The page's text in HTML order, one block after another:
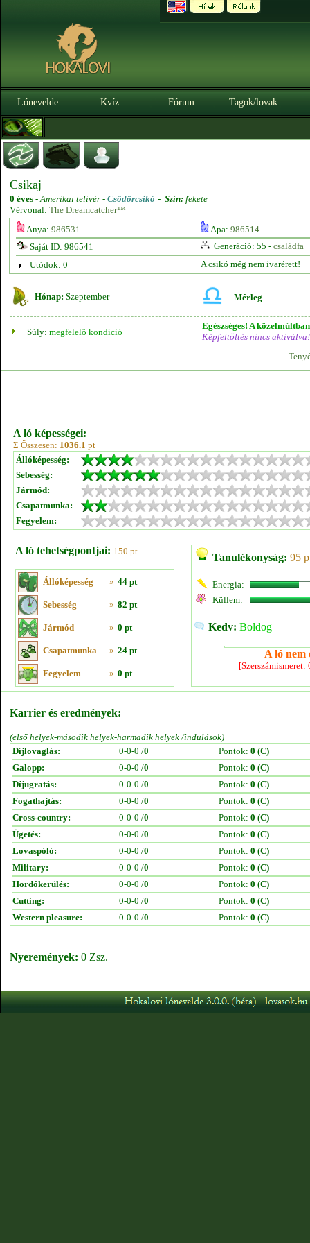
Lónevelde Kvíz Fórum Tagok/lovak
Csikaj
0 éves -Amerikai telivér - Csődörcsikó - Szín: fekete
Vérvonal: The Dreamcatcher™
Anya: 986531 Apa: 986514
Saját ID: 986541
Generáció: 55 - családfa
Utódok: 0
A csikó még nem ivarérett!
Hónap: Szeptember Mérleg
Súly: megfelelő kondíció
Egészséges! A
Képfeltöltés nincs aktiválva!
A ló képességei:
Σ Összesen: 1036.1 pt
Állóképesség:
Sebesség:
Jármód:
Csapatmunka:
Fegyelem:
A ló tehetségpontjai: 150 pt
Állóképesség » 44 pt
Sebesség » 82 pt
Jármód » 0 pt
Csapatmunka » 24 pt
Fegyelem » 0 pt
Tanulékonyság: 95
Energia:
Küllem:
Kedv: Boldog
A ló nem
Karrier és eredmények:
(első helyek-második helyek-harmadik helyek /indulások)
Díjlovaglás:
0-0-0 /0 Pontok: 0 (C)
Galopp:
0-0-0 /0 Pontok: 0 (C)
Díjugratás:
0-0-0 /0 Pontok: 0 (C)
Fogathajtás:
0-0-0 /0 Pontok: 0 (C)
Cross-country:
0-0-0 /0 Pontok: 0 (C)
Ügetés:
0-0-0 /0 Pontok: 0 (C)
Lovaspóló:
0-0-0 /0 Pontok: 0 (C)
Military:
0-0-0 /0 Pontok: 0 (C)
Hordókerülés:
0-0-0 /0 Pontok: 0 (C)
Cutting:
0-0-0 /0 Pontok: 0 (C)
Western pleasure:
0-0-0 /0 Pontok: 0 (C)
Nyeremények: 0 Zsz.